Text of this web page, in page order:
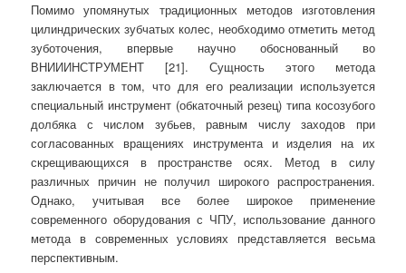
Помимо упомянутых традиционных методов изготовления
цилиндрических зубчатых колес, необходимо отметить метод
зуботочения, впервые научно обоснованный во
ВНИИИНСТРУМЕНТ [21]. Сущность этого метода
заключается в том, что для его реализации используется
специальный инструмент (обкаточный резец) типа косозубого
долбяка с числом зубьев, равным числу заходов при
согласованных вращениях инструмента и изделия на их
скрещивающихся в пространстве осях. Метод в силу
различных причин не получил широкого распространения.
Однако, учитывая все более широкое применение
современного оборудования с ЧПУ, использование данного
метода в современных условиях представляется весьма
перспективным.